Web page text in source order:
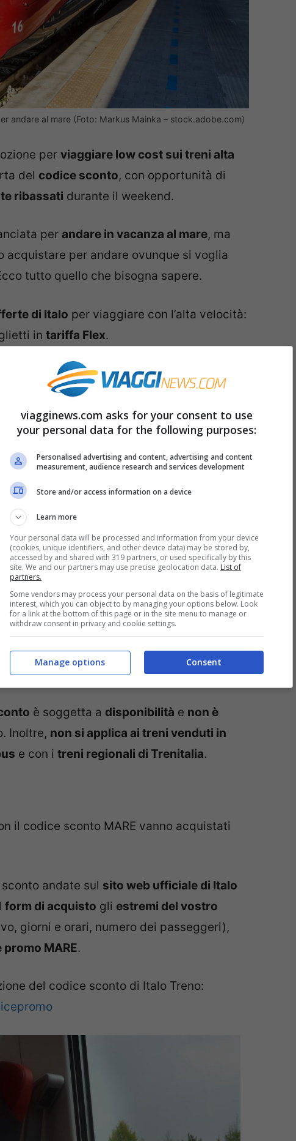
andare al mare (Foto: Markus Mainka – stock.adobe.com)
per viaggiare low cost sui treni alta
del codice sconto, con opportunità di
ribassati durante il weekend.
per andare in vacanza al mare, ma
per andare ovunque si voglia
tutto quello che bisogna sapere.
di Italo per viaggiare con l’alta velocità:
in tariffa Flex.
scontati della metà per
del codice scontodiItalo Treno
treni ad alta velocità dal 30% al 50%
. La
, in vista delle vacanze al mare, le più
Come sempre, comunque, il codice è
collegate dalla rete alta velocità
29 luglio 2022 , alla viglia delle
, in ambiente Smart e Prima
sui treni di Italo da acquistare con il
posti.
è soggetta a disponibilità e non è
Inoltre, non si applica ai treni venduti in
e con i treni regionali di Trenitalia.
il codice sconto MARE vanno acquistati
andate sul sito web ufficiale di Italo
form di acquisto gli estremi del vostro
giorni e orari, numero dei passeggeri),
promo MARE.
del codice sconto di Italo Treno:
viagginews.com asks for your consent to use
your personal data for the following purposes:
Personalised advertising and content, advertising and content
measurement, audience research and services development
Store and/or access information on a device
Learn more
Your personal data will be processed and information from your device
(cookies, unique identifiers, and other device data) may be stored by,
accessed by and shared with 319 partners, or used specifically by this
site. We and our partners may use precise geolocation data. List of
partners.
Some vendors may process your personal data on the basis of legitimate
interest, which you can object to by managing your options below. Look
for a link at the bottom of this page or in the site menu to manage or
withdraw consent in privacy and cookie settings.
Consent
Manage options